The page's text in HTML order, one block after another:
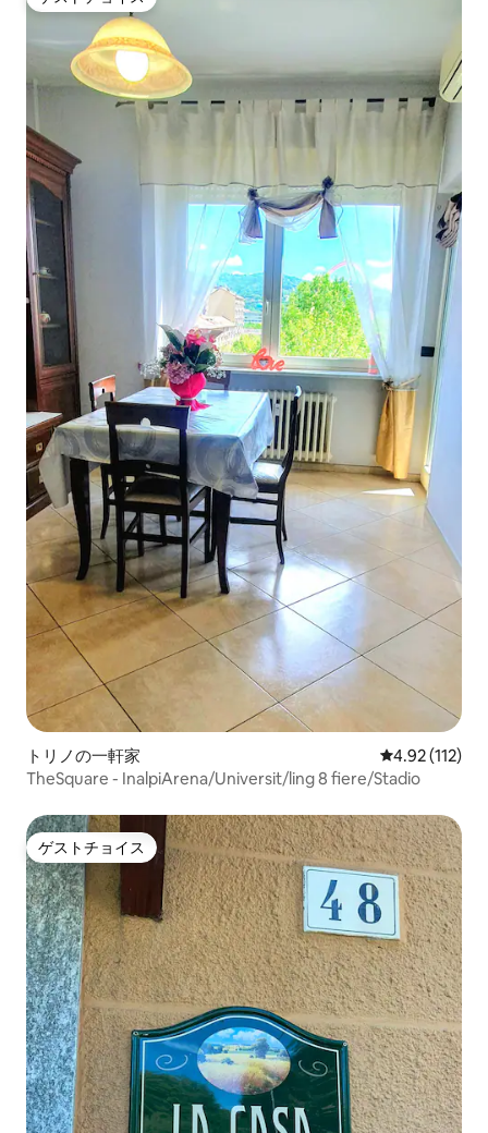
ゲストチョイス
トリノの一軒家 レビュー112
4.92 (112)
TheSquare - InalpiArena/Universit/ling 8 fiere/Stadio
ゲストチョイス
ゲストチョイス